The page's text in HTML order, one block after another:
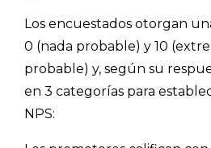
Los encuestados otorgan
0 (nada probable) y 10
probable) y, según su
en 3 categorías para
NPS: